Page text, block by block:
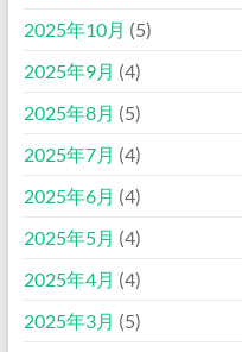
2025年10月 (5)
2025年9月 (4)
2025年8月 (5)
2025年7月 (4)
2025年6月 (4)
2025年5月 (4)
2025年4月 (4)
2025年3月 (5)